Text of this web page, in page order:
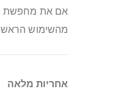
מהשימוש
מידע
אחריות מלאה